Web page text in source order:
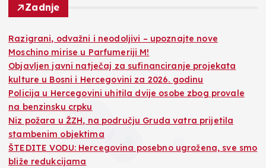
Zadnje
Razigrani, odvažni i neodoljivi – upoznajte nove
Moschino mirise u Parfumeriji M!
Objavljen javni natječaj za sufinanciranje projekata
kulture u Bosni i Hercegovini za 2026. godinu
Policija u Hercegovini uhitila dvije osobe zbog provale
na benzinsku crpku
Niz požara u ŽZH, na području Gruda vatra prijetila
stambenim objektima
ŠTEDITE VODU: Hercegovina posebno ugrožena, sve smo
bliže redukcijama